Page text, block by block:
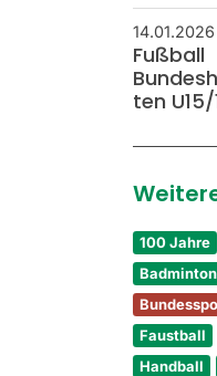
14.01.2026
Fußball
ten U15/
100 Jahre
Badminton
Faustball
Handball